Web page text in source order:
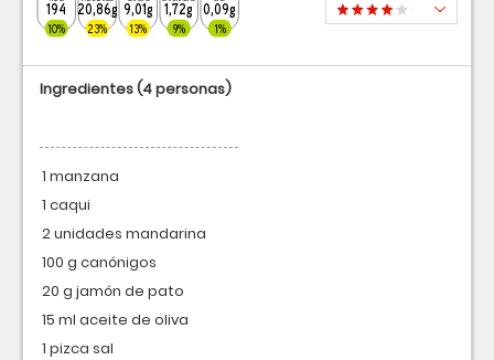
194
10%
20,86g
23%
9,01g
13%
1,72g
9%
0,09g
1%
Ingredientes(4 personas)
1 manzana
1 caqui
2 unidades mandarina
100 g canónigos
20 g jamón de pato
15 ml aceite de oliva
1 pizca sal